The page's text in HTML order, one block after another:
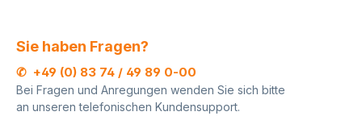
der Geschenkpapierabroller
unauffällig in jede Umgebung
ein. Praktische
Einhandbedienung dank
hoher Standfestigkeit
Qualitäten und
Ständig werden
Dekore
Sie haben Fragen?
✆ +49 (0) 83 74 / 49 89 0-00
Bei Fragen und Anregungen wenden Sie sich bitte
an unseren telefonischen Kundensupport.